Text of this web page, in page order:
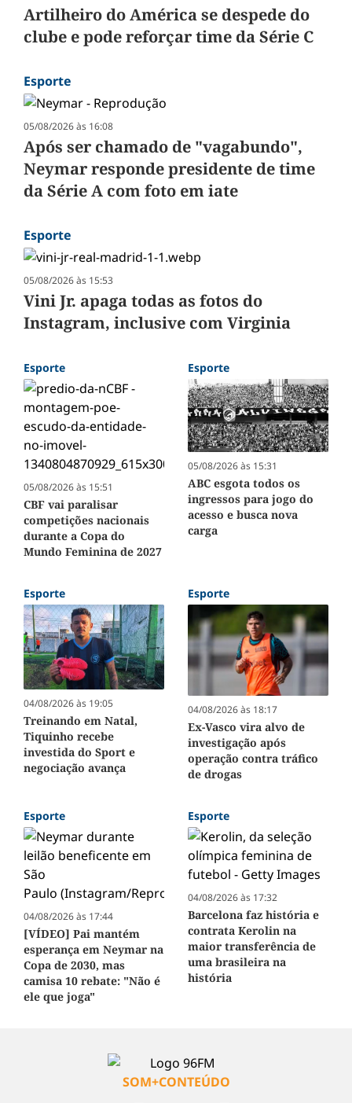
Artilheiro do América se despede do
clube e pode reforçar time da Série C
Esporte
05/08/2026 às 16:08
Após ser chamado de "vagabundo",
Neymar responde presidente de time
da Série A com foto em iate
Esporte
05/08/2026 às 15:53
Vini Jr. apaga todas as fotos do
Instagram, inclusive com Virginia
Esporte
05/08/2026 às 15:51
CBF vai paralisar
competições nacionais
durante a Copa do
Mundo Feminina de 2027
Esporte
05/08/2026 às 15:31
ABC esgota todos os
ingressos para jogo do
acesso e busca nova
carga
Esporte
04/08/2026 às 19:05
Treinando em Natal,
Tiquinho recebe
investida do Sport e
negociação avança
Esporte
04/08/2026 às 18:17
Ex-Vasco vira alvo de
investigação após
operação contra tráfico
de drogas
Esporte
04/08/2026 às 17:44
[VÍDEO] Pai mantém
esperança em Neymar na
Copa de 2030, mas
camisa 10 rebate: "Não é
ele que joga"
Esporte
04/08/2026 às 17:32
Barcelona faz história e
contrata Kerolin na
maior transferência de
uma brasileira na
história
SOM+CONTEÚDO